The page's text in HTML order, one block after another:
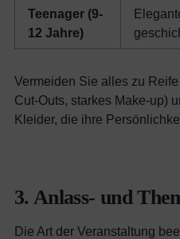
Teenager (9-
12 Jahre)
Vermeiden Sie alles zu
Cut-Outs, starkes Make-up)
Kleider, die ihre
3. Anlass- und
Die Art der Veranstaltung